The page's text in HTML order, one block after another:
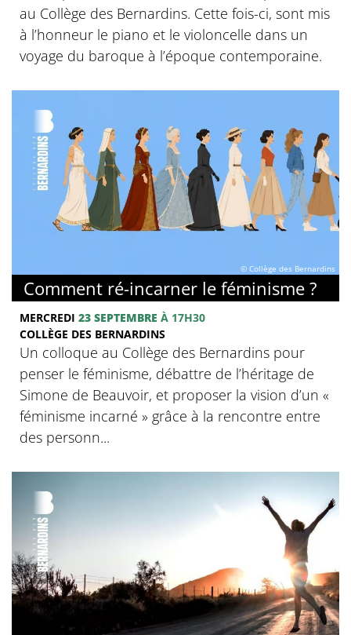
au Collège des Bernardins. Cette fois-ci, sont mis
à l’honneur le piano et le violoncelle dans un
voyage du baroque à l’époque contemporaine.
© Collège des Bernardins
Comment ré-incarner le féminisme ?
MERCREDI 23 SEPTEMBRE À 17H30
COLLÈGE DES BERNARDINS
Un colloque au Collège des Bernardins pour
penser le féminisme, débattre de l’héritage de
Simone de Beauvoir, et proposer la vision d’un «
féminisme incarné » grâce à la rencontre entre
des personn...